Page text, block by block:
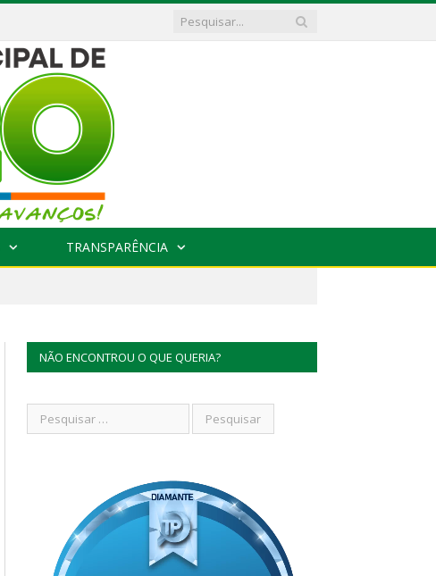
TRANSPARÊNCIA
NÃO ENCONTROU O QUE QUERIA?